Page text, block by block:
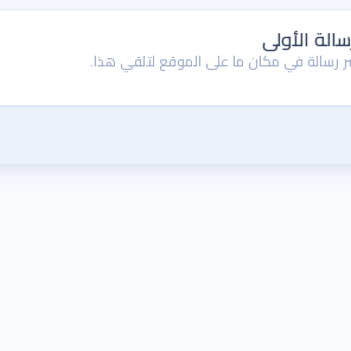
الأولى
رسالة في مكان ما على الموقع لتلقي هذا.